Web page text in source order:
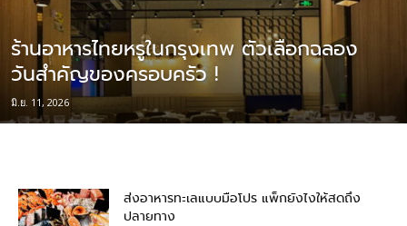
ร้านอาหารไทยหรูในกรุงเทพ ตัวเลือกฉลอง
วันสำคัญของครอบครัว !
มิ.ย. 11, 2026
ส่งอาหารทะเลแบบมือโปร แพ็กยังไงให้สดถึง
ปลายทาง